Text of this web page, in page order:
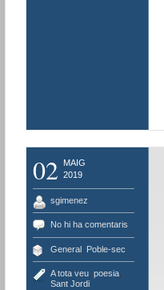
02
MAIG
2019
sgimenez
No hi ha comentaris
General, Poble-sec
A tota veu, poesia,
Sant Jordi